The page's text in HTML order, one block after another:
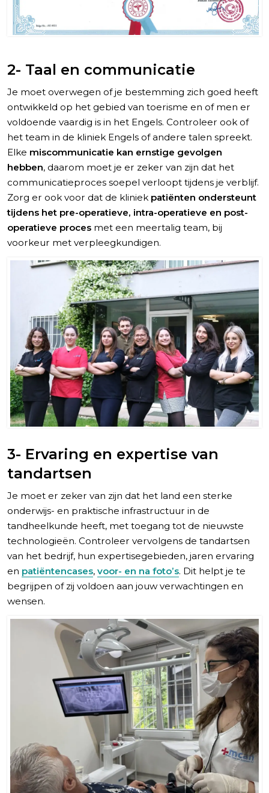
2- Taal en communicatie
Je moet overwegen of je bestemming zich goed heeft
ontwikkeld op het gebied van toerisme en of men er
voldoende vaardig is in het Engels. Controleer ook of
het team in de kliniek Engels of andere talen spreekt.
Elke miscommunicatie kan ernstige gevolgen
hebben, daarom moet je er zeker van zijn dat het
communicatieproces soepel verloopt tijdens je verblijf.
Zorg er ook voor dat de kliniek patiënten ondersteunt
tijdens het pre-operatieve, intra-operatieve en post-
operatieve proces met een meertalig team, bij
voorkeur met verpleegkundigen.
3- Ervaring en expertise van
tandartsen
Je moet er zeker van zijn dat het land een sterke
onderwijs- en praktische infrastructuur in de
tandheelkunde heeft, met toegang tot de nieuwste
technologieën. Controleer vervolgens de tandartsen
van het bedrijf, hun expertisegebieden, jaren ervaring
en patiëntencases, voor- en na foto’s. Dit helpt je te
begrijpen of zij voldoen aan jouw verwachtingen en
wensen.